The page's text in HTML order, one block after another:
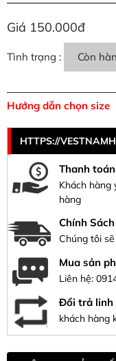
Giá 150.000đ
Tình trạng : Còn
Hướng dẫn chọn size
HTTPS://
Thanh
Khách hàng
hàng
Chính
Mua sản
Liên hệ:
Đổi trả linh
khách hàng